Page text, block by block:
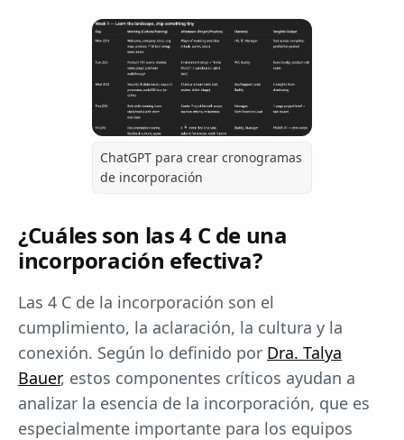
ChatGPT para crear cronogramas
de incorporación
¿Cuáles son las 4 C de una
incorporación efectiva?
Las 4 C de la incorporación son el
cumplimiento, la aclaración, la cultura y la
conexión. Según lo definido por Dra. Talya
Bauer, estos componentes críticos ayudan a
analizar la esencia de la incorporación, que es
especialmente importante para los equipos